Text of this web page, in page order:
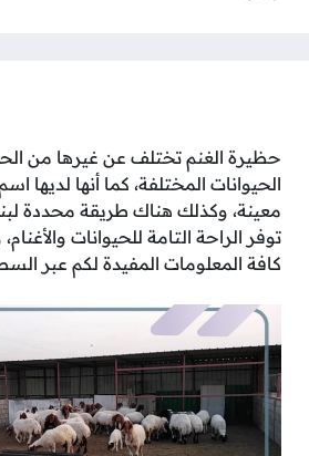
حظيرة الغنم تختلف عن غيرها من
الحيوانات المختلفة، كما أنها
معينة، وكذلك هناك طريقة محددة
توفر الراحة التامة للحيوانات
كافة المعلومات المفيدة لكم عبر